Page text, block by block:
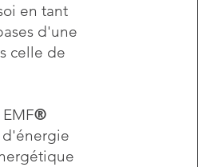
en tant
d'une
celle de
®
d'énergie